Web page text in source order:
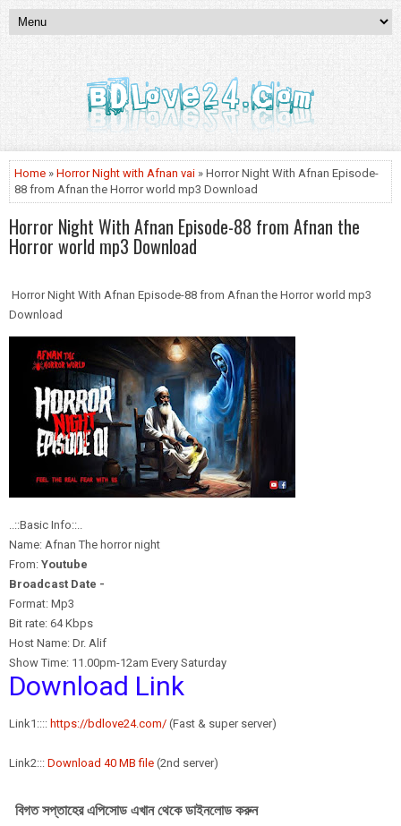
Home » Horror Night with Afnan vai » Horror Night With Afnan Episode-
88 from Afnan the Horror world mp3 Download
Horror Night With Afnan Episode-88 from Afnan the
Horror world mp3 Download
Horror Night With Afnan Episode-88 from Afnan the Horror world mp3
Download
..::Basic Info::..
Name: Afnan The horror night
From: Youtube
Broadcast Date -
Format: Mp3
Bit rate: 64 Kbps
Host Name: Dr. Alif
Show Time: 11.00pm-12am Every Saturday
Download Link
Link1:::: https://bdlove24.com/ (Fast & super server)
Link2::: Download 40 MB file (2nd server)
বিগত সপ্তাহের এপিসোড এখান থেকে ডাইনলোড করুন